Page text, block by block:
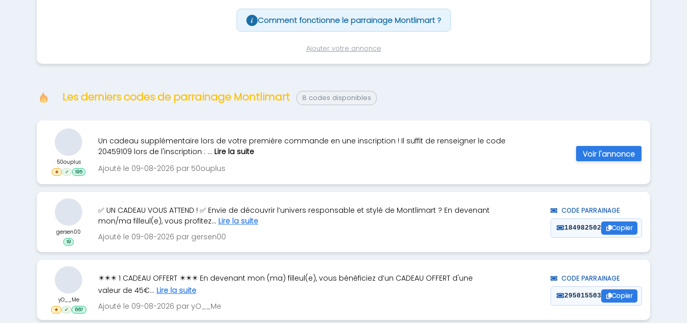
i Comment fonctionne le parrainage Montlimart ?
Ajouter votre annonce
Les derniers codes de parrainage Montlimart 8 codes disponibles
Un cadeau supplémentaire lors de votre première commande en une inscription ! Il suffit de renseigner le code
20459109 lors de l'inscription : ... Lire la suite
Ajouté le 09-08-2026 par 50ouplus
50ouplus
★ ✓ 195
Voir l'annonce
✅ UN CADEAU VOUS ATTEND ! ✅ Envie de découvrir l’univers responsable et stylé de Montlimart ? En devenant
mon/ma filleul(e), vous profitez... Lire la suite
Ajouté le 09-08-2026 par gersen00
CODE PARRAINAGE
184982502 Copier
gersen00
19
✴️✴️✴️ 1 CADEAU OFFERT ✴️✴️✴️ En devenant mon (ma) filleul(e), vous bénéficiez d’un CADEAU OFFERT d'une
valeur de 45€... Lire la suite
Ajouté le 09-08-2026 par yO__Me
CODE PARRAINAGE
295015503 Copier
yO__Me
★ ✓ 667